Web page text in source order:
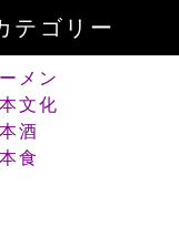
テゴリー
メン
文化
酒
食